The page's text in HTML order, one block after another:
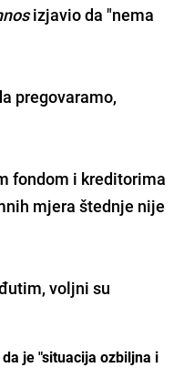
izjavio da "nema
pregovaramo,
fondom i kreditorima
mjera štednje nije
voljni su
je "situacija ozbiljna i